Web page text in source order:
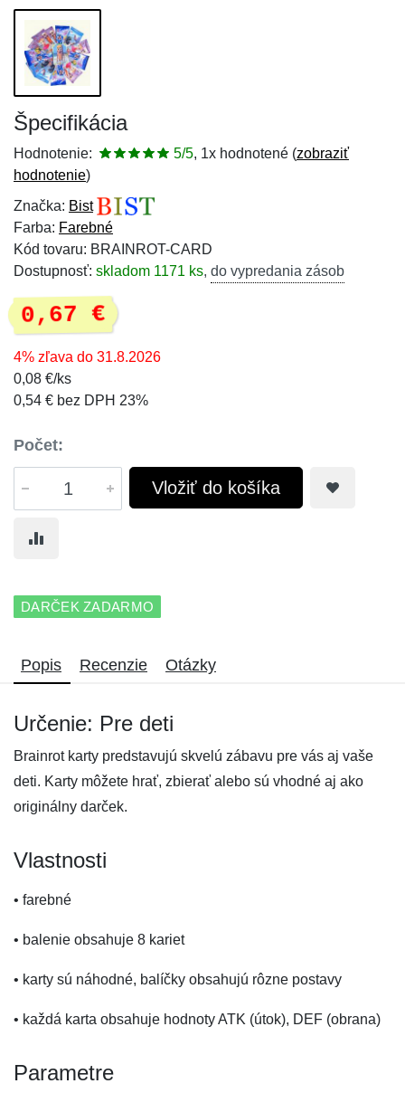
Špecifikácia
Hodnotenie: 5/5, 1x hodnotené (zobraziť
hodnotenie)
Značka: Bist
Farba: Farebné
Kód tovaru: BRAINROT-CARD
Dostupnosť: skladom 1171 ks, do vypredania zásob
0,67 €
4% zľava do 31.8.2026
0,08 €/ks
0,54 € bez DPH 23%
Počet:
Vložiť do košíka
DARČEK ZADARMO
Popis Recenzie Otázky
Určenie: Pre deti
Brainrot karty predstavujú skvelú zábavu pre vás aj vaše
deti. Karty môžete hrať, zbierať alebo sú vhodné aj ako
originálny darček.
Vlastnosti
• farebné
• balenie obsahuje 8 kariet
• karty sú náhodné, balíčky obsahujú rôzne postavy
• každá karta obsahuje hodnoty ATK (útok), DEF (obrana)
Parametre